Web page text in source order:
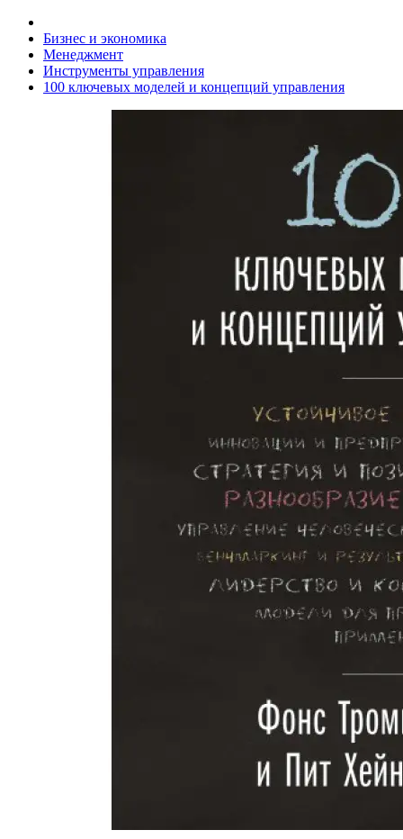
Бизнес и экономика
Менеджмент
Инструменты управления
100 ключевых моделей и концепций управления